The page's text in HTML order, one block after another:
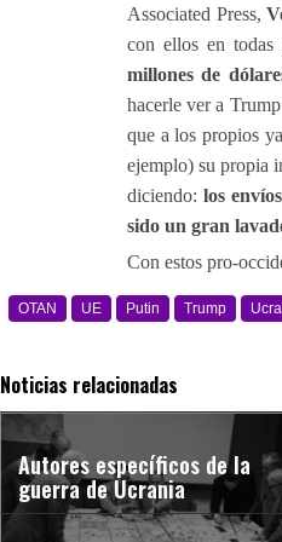
Associated Press,
con ellos en
millones de
hacerle ver a
que a los propios
ejemplo) su propia
diciendo: los
sido un gran
Con estos pro-
OTAN UE Putin Trump
Noticias relacionadas
Autores específicos de la
guerra de Ucrania